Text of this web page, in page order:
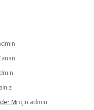
Mi için admin